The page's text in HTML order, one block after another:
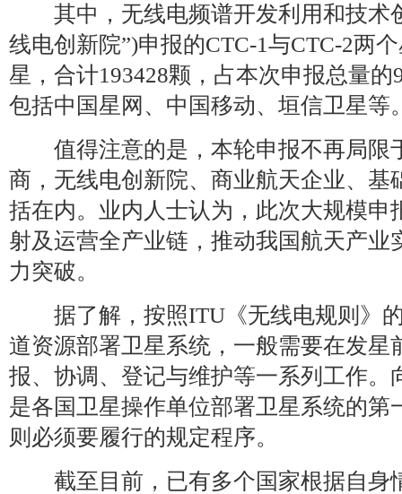
其中，无线电频谱开发利用和技术
线电创新院”)申报的CTC-1与CTC-2两
星，合计193428颗，占本次申报总量
包括中国星网、中国移动、垣信卫星等
值得注意的是，本轮申报不再局限
商，无线电创新院、商业航天企业、基
括在内。业内人士认为，此次大规模申
射及运营全产业链，推动我国航天产业
力突破。
据了解，按照ITU《无线电规则》的
道资源部署卫星系统，一般需要在发
报、协调、登记与维护等一系列工作。
是各国卫星操作单位部署卫星系统的第
则必须要履行的规定程序。
截至目前，已有多个国家根据自身